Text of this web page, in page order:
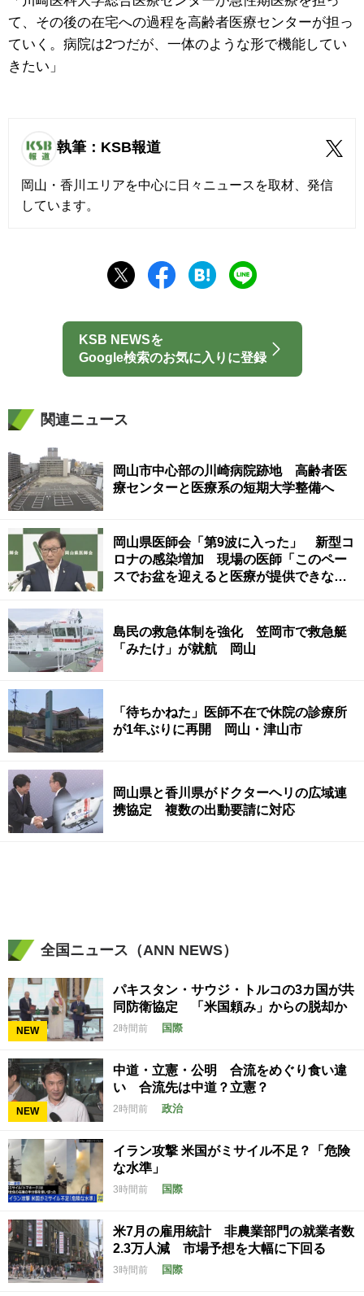
て、その後の在宅への過程を高齢者医療センターが担っ
ていく。病院は2つだが、一体のような形で機能してい
きたい」
執筆：KSB報道
岡山・香川エリアを中心に日々ニュースを取材、発信
しています。
KSB NEWSを
Google検索のお気に入りに登録
関連ニュース
岡山市中心部の川崎病院跡地 高齢者医
療センターと医療系の短期大学整備へ
岡山県医師会「第9波に入った」 新型コ
ロナの感染増加 現場の医師「このペー
スでお盆を迎えると医療が提供できなく
島民の救急体制を強化 笠岡市で救急艇
「みたけ」が就航 岡山
「待ちかねた」医師不在で休院の診療所
が1年ぶりに再開 岡山・津山市
岡山県と香川県がドクターヘリの広域連
携協定 複数の出動要請に対応
全国ニュース（ANN NEWS）
NEW
パキスタン・サウジ・トルコの3カ国が共
同防衛協定 「米国頼み」からの脱却か
2時間前 国際
NEW
中道・立憲・公明 合流をめぐり食い違
い 合流先は中道？立憲？
2時間前 政治
イラン攻撃 米国がミサイル不足？「危険
な水準」
3時間前 国際
米7月の雇用統計 非農業部門の就業者数
2.3万人減 市場予想を大幅に下回る
3時間前 国際